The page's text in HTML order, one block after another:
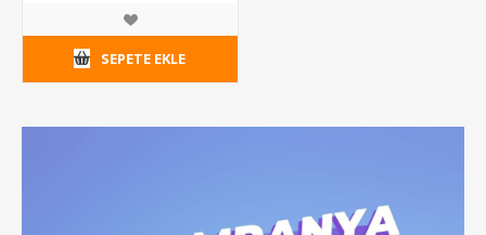
SEPETE EKLE